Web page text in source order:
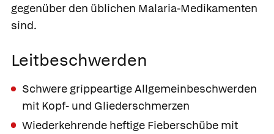
gegenüber den üblichen Malaria-Medikamenten
sind.
Leitbeschwerden
Schwere grippeartige Allgemeinbeschwerden
mit Kopf- und Gliederschmerzen
Wiederkehrende heftige Fieberschübe mit